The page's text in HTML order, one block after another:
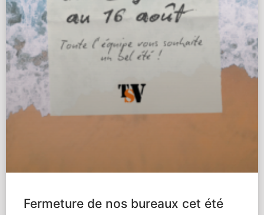
Fermeture de nos bureaux cet été